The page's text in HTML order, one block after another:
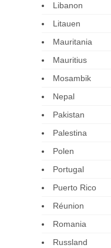
Libanon
Litauen
Mauritania
Mauritius
Mosambik
Nepal
Pakistan
Palestina
Polen
Portugal
Puerto Rico
Réunion
Romania
Russland